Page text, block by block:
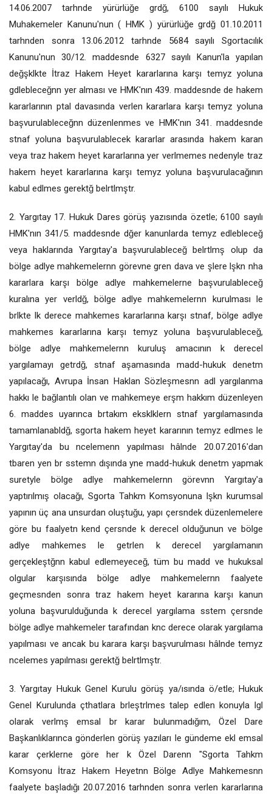
14.06.2007 tarhnde yürürlüğe grdğ, 6100 sayılı Hukuk
Muhakemeler Kanunu'nun ( HMK ) yürürlüğe grdğ 01.10.2011
tarhnden sonra 13.06.2012 tarhnde 5684 sayılı Sgortacılık
Kanunu'nun 30/12. maddesnde 6327 sayılı Kanun'la yapılan
değşklkte İtraz Hakem Heyet kararlarına karşı temyz yoluna
gdlebleceğnn yer alması ve HMK'nın 439. maddesnde de hakem
kararlarının ptal davasında verlen kararlara karşı temyz yoluna
başvurulableceğnn düzenlenmes ve HMK'nın 341. maddesnde
stnaf yoluna başvurulablecek kararlar arasında hakem karan
veya traz hakem heyet kararlarına yer verlmemes nedenyle traz
hakem heyet kararlarına karşı temyz yoluna başvurulacağının
kabul edlmes gerektğ belrtlmştr.
2. Yargıtay 17. Hukuk Dares görüş yazısında özetle; 6100 sayılı
HMK'nın 341/5. maddesnde dğer kanunlarda temyz edlebleceğ
veya haklarında Yargıtay'a başvurulableceğ belrtlmş olup da
bölge adlye mahkemelernn görevne gren dava ve şlere lşkn nha
kararlara karşı bölge adlye mahkemelerne başvurulableceğ
kuralına yer verldğ, bölge adlye mahkemelernn kurulması le
brlkte lk derece mahkemes kararlarına karşı stnaf, bölge adlye
mahkemes kararlarına karşı temyz yoluna başvurulableceğ,
bölge adlye mahkemelernn kuruluş amacının k derecel
yargılamayı getrdğ, stnaf aşamasında madd-hukuk denetm
yapılacağı, Avrupa İnsan Haklan Sözleşmesnn adl yargılanma
hakkı le bağlantılı olan ve mahkemeye erşm hakkım düzenleyen
6. maddes uyarınca brtakım eksklklern stnaf yargılamasında
tamamlanabldğ, sgorta hakem heyet kararının temyz edlmes le
Yargıtay'da bu ncelemenn yapılması hâlnde 20.07.2016'dan
tbaren yen br sstemn dışında yne madd-hukuk denetm yapmak
suretyle bölge adlye mahkemelernn görevnn Yargıtay'a
yaptırılmış olacağı, Sgorta Tahkm Komsyonuna lşkn kurumsal
yapının üç ana unsurdan oluştuğu, yapı çersndek düzenlemelere
göre bu faalyetn kend çersnde k derecel olduğunun ve bölge
adlye mahkemes le getrlen k derecel yargılamanın
gerçekleştğnn kabul edlemeyeceğ, tüm bu madd ve hukuksal
olgular karşısında bölge adlye mahkemelernn faalyete
geçmesnden sonra traz hakem heyet kararına karşı kanun
yoluna başvurulduğunda k derecel yargılama sstem çersnde
bölge adlye mahkemeler tarafından knc derece olarak yargılama
yapılması ve ancak bu karara karşı başvurulması hâlnde temyz
ncelemes yapılması gerektğ belrtlmştr.
3. Yargıtay Hukuk Genel Kurulu görüş ya/ısında ö/etle; Hukuk
Genel Kurulunda çthatlara brleştrlmes talep edlen konuyla lgl
olarak verlmş emsal br karar bulunmadığım, Özel Dare
Başkanlıklarınca gönderlen görüş yazıları le gündeme ekl emsal
karar çerklerne göre her k Özel Darenn "Sgorta Tahkm
Komsyonu İtraz Hakem Heyetnn Bölge Adlye Mahkemesnn
faalyete başladığı 20.07.2016 tarhnden sonra verlen kararlarına